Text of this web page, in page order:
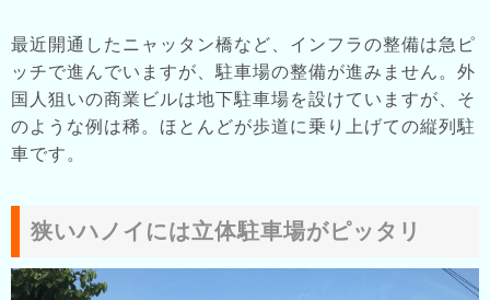
最近開通したニャッタン橋など、インフラの整備は急ピ
ッチで進んでいますが、駐車場の整備が進みません。外
国人狙いの商業ビルは地下駐車場を設けていますが、そ
のような例は稀。ほとんどが歩道に乗り上げての縦列駐
車です。
狭いハノイには立体駐車場がピッタリ